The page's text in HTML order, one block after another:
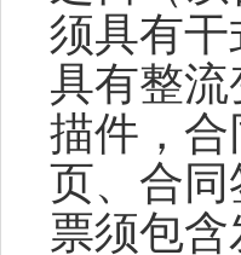
须具有
具有整
描件，
页、合
票须包